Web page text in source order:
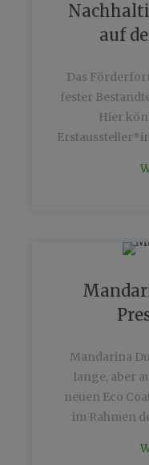
auf
Das
fester
Hier
Mandarina
lange, aber
neuen Eco
im Rahmen